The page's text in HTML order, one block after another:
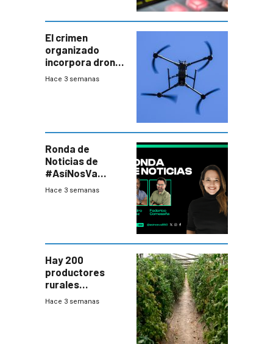
El crimen
organizado
incorpora drones
y abre un nuevo
Hace 3 semanas
Ronda de
Noticias de
#AsíNosVa
(20/7/26)
Hace 3 semanas
Hay 200
productores
rurales
afectados tras
Hace 3 semanas